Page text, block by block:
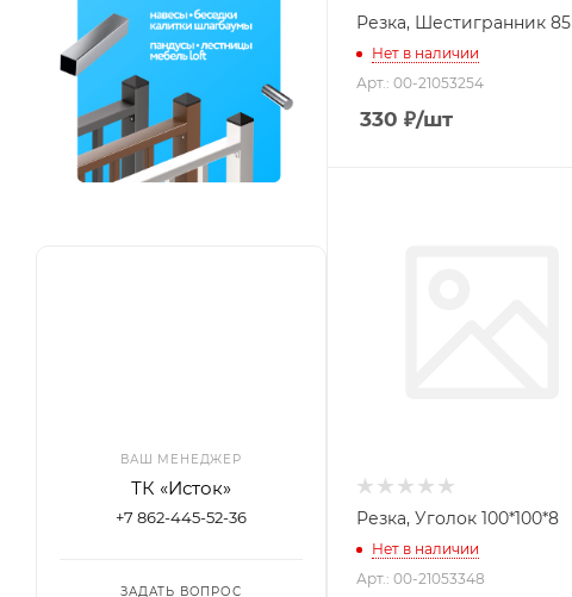
Резка, Шестигранник 85
Нет в наличии
Арт.: 00-21053254
330 ₽/шт
Резка, Уголок 100*100*8
Нет в наличии
Арт.: 00-21053348
ВАШ МЕНЕДЖЕР
ТК «Исток»
+7 862-445-52-36
ЗАДАТЬ ВОПРОС